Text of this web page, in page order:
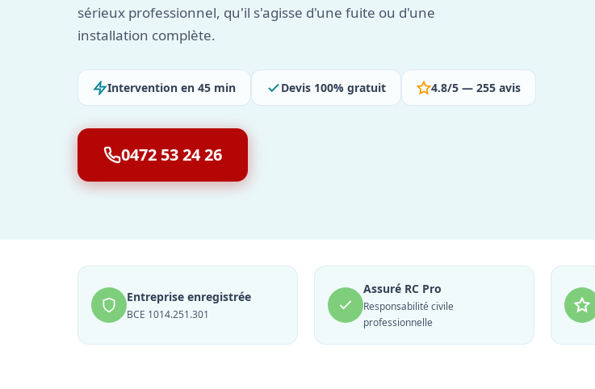
sérieux professionnel, qu'il s'agisse d'une fuite ou d'une
installation complète.
Intervention en 45 min Devis 100% gratuit 4.8/5 — 255 avis
0472 53 24 26
Entreprise enregistrée
BCE 1014.251.301
Assuré RC Pro
Responsabilité civile
professionnelle